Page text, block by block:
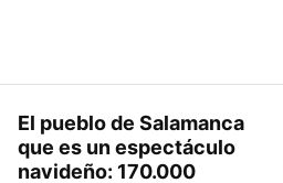
El pueblo de Salamanca
que es un espectáculo
navideño: 170.000